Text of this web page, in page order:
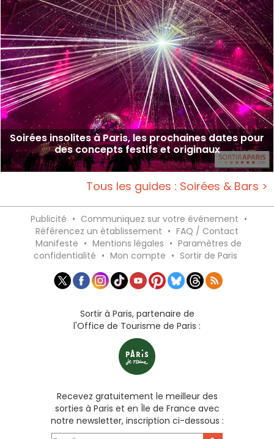
Soirées insolites à Paris, les prochaines dates pour
des concepts festifs et originaux
Tous les guides : Soirées & Bars >
Publicité • Communiquez sur votre événement •
Référencez un établissement • FAQ / Contact
Manifeste • Mentions légales • Paramètres de
confidentialité • Mon compte • Sortir de Paris
Sortir à Paris, partenaire de
l'Office de Tourisme de Paris :
Recevez gratuitement le meilleur des
sorties à Paris et en Île de France avec
notre newsletter, inscription ci-dessous :